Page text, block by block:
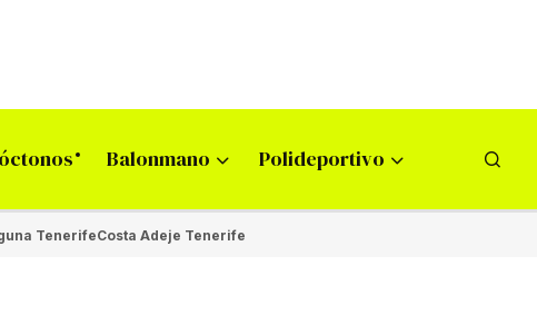
Balonmano Polideportivo
TenerifeCosta Adeje Tenerife